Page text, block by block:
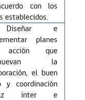
con los
establecidos.
e
planes
que
la
el buen
y coordinación
inter e